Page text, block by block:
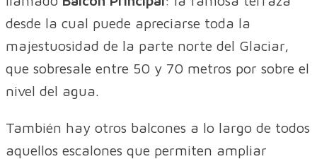
desde la cual puede apreciarse toda la
majestuosidad de la parte norte del Glaciar,
que sobresale entre 50 y 70 metros por sobre el
nivel del agua.
También hay otros balcones a lo largo de todos
aquellos escalones que permiten ampliar